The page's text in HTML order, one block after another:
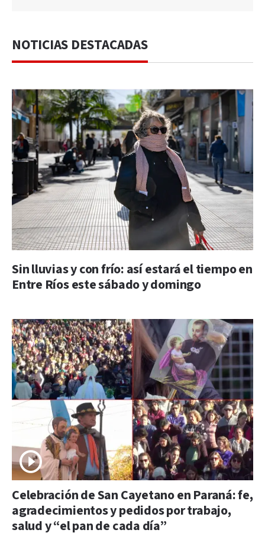
NOTICIAS DESTACADAS
Sin lluvias y con frío: así estará el tiempo en
Entre Ríos este sábado y domingo
Celebración de San Cayetano en Paraná: fe,
agradecimientos y pedidos por trabajo,
salud y “el pan de cada día”